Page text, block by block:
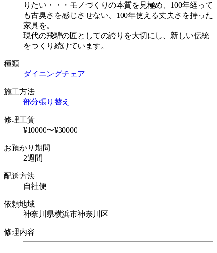
りたい・・・モノづくりの本質を見極め、100年経って
も古臭さを感じさせない、100年使える丈夫さを持った
家具を。
現代の飛騨の匠としての誇りを大切にし、新しい伝統
をつくり続けています。
種類
ダイニングチェア
施工方法
部分張り替え
修理工賃
¥10000〜¥30000
お預かり期間
2週間
配送方法
自社便
依頼地域
神奈川県横浜市神奈川区
修理内容